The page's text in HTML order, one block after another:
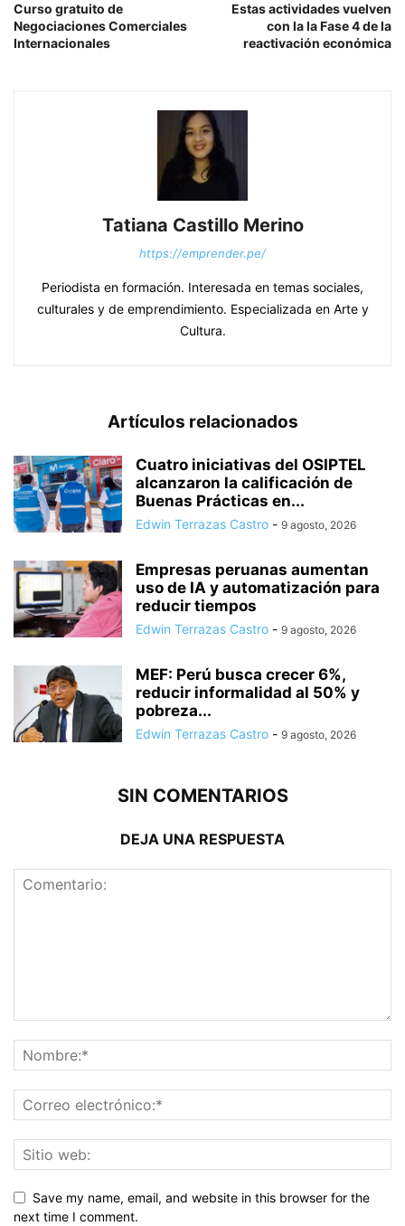
Curso gratuito de
Negociaciones Comerciales
Internacionales
Estas actividades vuelven
con la la Fase 4 de la
reactivación económica
Tatiana Castillo Merino
https://emprender.pe/
Periodista en formación. Interesada en temas sociales,
culturales y de emprendimiento. Especializada en Arte y
Cultura.
Artículos relacionados
Cuatro iniciativas del OSIPTEL
alcanzaron la calificación de
Buenas Prácticas en...
Edwin Terrazas Castro - 9 agosto, 2026
Empresas peruanas aumentan
uso de IA y automatización para
reducir tiempos
Edwin Terrazas Castro - 9 agosto, 2026
MEF: Perú busca crecer 6%,
reducir informalidad al 50% y
pobreza...
Edwin Terrazas Castro - 9 agosto, 2026
SIN COMENTARIOS
DEJA UNA RESPUESTA
Save my name, email, and website in this browser for the
next time I comment.